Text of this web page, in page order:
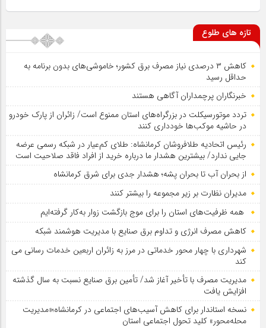
تازه های طلوع
کاهش ۳ درصدی نیاز مصرف برق کشور؛ خاموشی‌های بدون برنامه به
حداقل رسید
خبرنگاران پرچمداران آگاهی هستند
تردد موتورسیکلت در بزرگراه‌های استان ممنوع است/ زائران از پارک خودرو
در حاشیه موکب‌ها خودداری کنند
رئیس اتحادیه طلافروشان کرمانشاه: طلای کم‌عیار در شبکه رسمی عرضه
جایی ندارد/ بیشترین هشدار ما درباره خرید از افراد فاقد صلاحیت است
از بحران آب تا بحران پشه؛ هشدار جدی برای شرق کرمانشاه
مدیران نظارت بر زیر مجموعه را بیشتر کنند
همه ظرفیت‌های استان را برای موج بازگشت زوار به‌کار گرفته‌ایم
کاهش مصرف انرژی و تداوم برق صنایع با مدیریت هوشمند شبکه
شهرداری با چهار محور خدماتی در مرز به زائران اربعین خدمات رسانی می
کند
مدیریت مصرف با تأخیر آغاز شد/ تأمین برق صنایع نسبت به سال گذشته
افزایش یافت
نسخه استاندار برای کاهش آسیب‌های اجتماعی در کرمانشاه؛«مدیریت
محله‌محور» کلید تحول اجتماعی استان